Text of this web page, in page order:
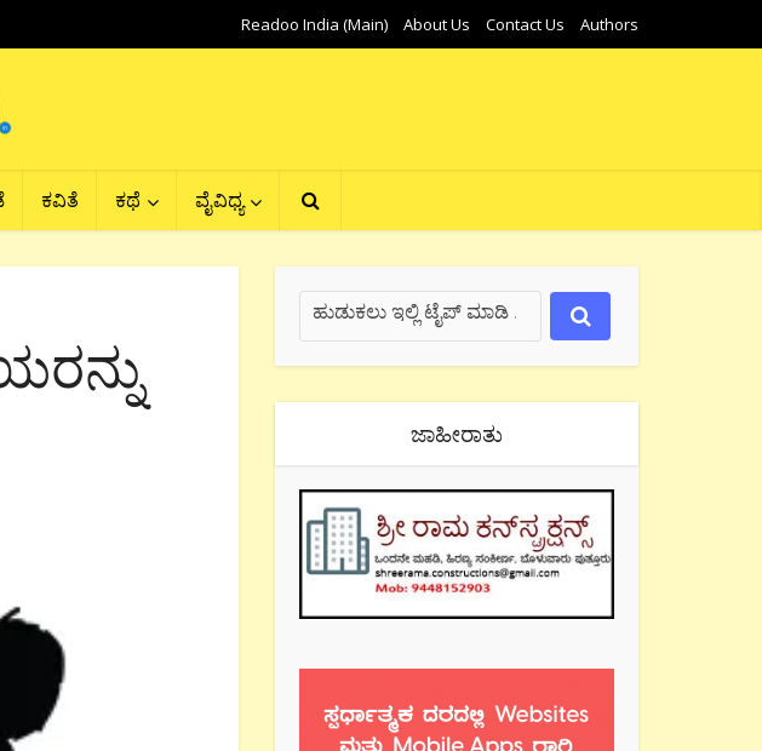
Readoo India (Main) About Us Contact Us Authors
ಕವಿತೆ ಕಥೆ ವೈವಿಧ್ಯ
ಜಾಹೀರಾತು